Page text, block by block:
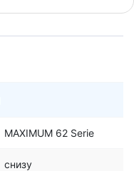
MAXIMUM 62 Serie
снизу